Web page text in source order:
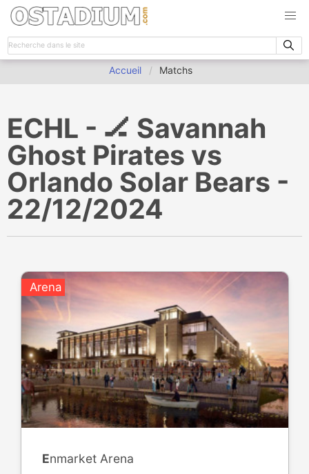
Accueil Matchs
ECHL - 🏒 Savannah
Ghost Pirates vs
Orlando Solar Bears -
22/12/2024
Arena
Enmarket Arena